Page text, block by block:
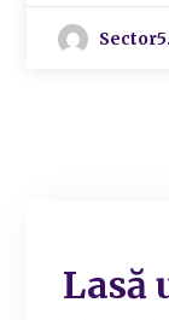
Lasă